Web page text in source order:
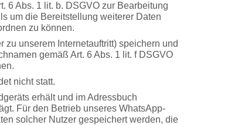
6 Abs. 1 lit. b. DSGVO zur Bearbeitung
um die Bereitstellung weiterer Daten
zu können.
unserem Internetauftritt) speichern und
gemäß Art. 6 Abs. 1 lit. f DSGVO
nicht statt.
erhält und im Adressbuch
Für den Betrieb unseres WhatsApp-
solcher Nutzer gespeichert werden, die